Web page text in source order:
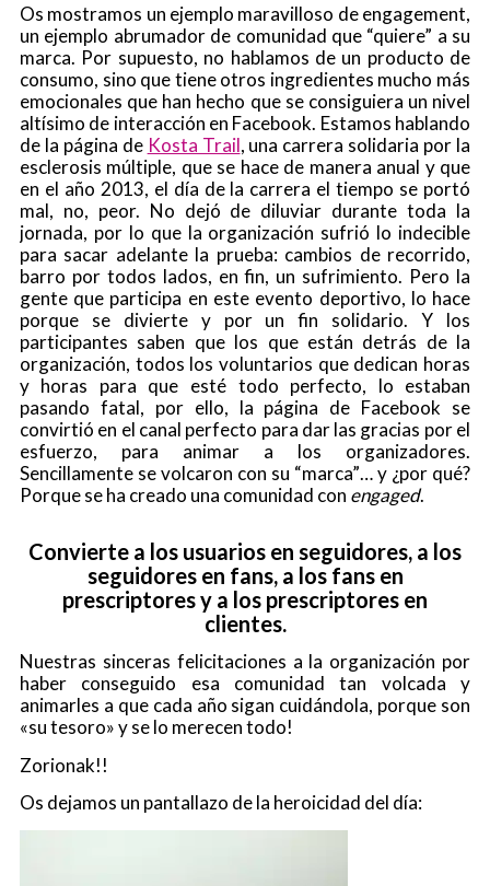
Os mostramos un ejemplo maravilloso deengagement,
un ejemplo abrumador de comunidad que “quiere” a su
marca. Por supuesto, no hablamos de un producto de
consumo, sino que tiene otros ingredientes mucho más
emocionales que han hecho que se consiguiera un nivel
altísimo de interacción en Facebook. Estamos hablando
de la página de Kosta Trail, una carrera solidaria por la
esclerosis múltiple, que se hace de manera anual y que
en el año 2013, el día de la carrera el tiempo se portó
mal, no, peor. No dejó de diluviar durante toda la
jornada, por lo que la organización sufrió lo indecible
para sacar adelante la prueba: cambios de recorrido,
barro por todos lados, en fin, un sufrimiento. Pero la
gente que participa en este evento deportivo, lo hace
porque se divierte y por un fin solidario. Y los
participantes saben que los que están detrás de la
organización, todos los voluntarios que dedican horas
y horas para que esté todo perfecto, lo estaban
pasando fatal, por ello, la página de Facebook se
convirtió en el canal perfecto para dar las gracias por el
esfuerzo, para animar a los organizadores.
Sencillamente se volcaron con su “marca”… y ¿por qué?
Porque se ha creado una comunidad con engaged.
Convierte a los usuarios en seguidores, a los
seguidores en fans, a los fans en
prescriptores y a los prescriptores en
clientes.
Nuestras sinceras felicitaciones a la organización por
haber conseguido esa comunidad tan volcada y
animarles a que cada año sigan cuidándola, porque son
«su tesoro» y se lo merecen todo!
Zorionak!!
Os dejamos un pantallazo de la heroicidad del día: